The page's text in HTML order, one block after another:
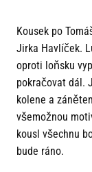
Kousek po
Jirka Havlíček.
oproti loňsku
pokračovat dál.
kolene a
všemožnou
kousl všechnu
bude ráno.